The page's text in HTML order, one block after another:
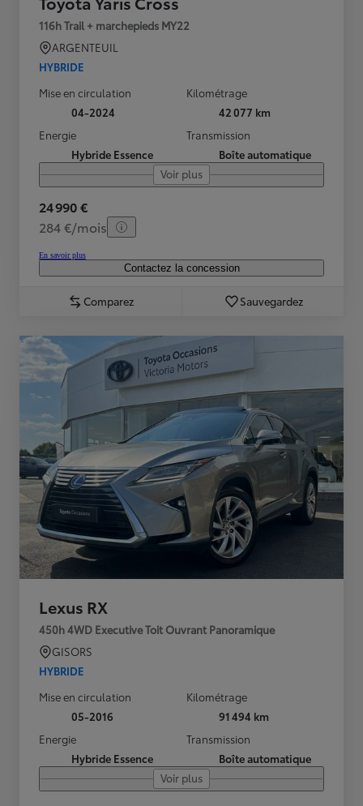
116h Trail + marchepieds MY22
ARGENTEUIL
HYBRIDE
Mise en circulation
04-2024
Kilométrage
42 077 km
Energie
Hybride Essence
Transmission
Boîte automatique
Voir plus
24 990 €
284 €/mois
En savoir plus
Contactez la concession
Comparez Sauvegardez
Lexus RX
450h 4WD Executive Toit Ouvrant Panoramique
GISORS
HYBRIDE
Mise en circulation
05-2016
Kilométrage
91 494 km
Energie
Hybride Essence
Transmission
Boîte automatique
Voir plus